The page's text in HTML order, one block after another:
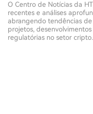
O Centro de Notícias da
recentes e análises
abrangendo tendências
projetos,
regulatórias no setor cripto.